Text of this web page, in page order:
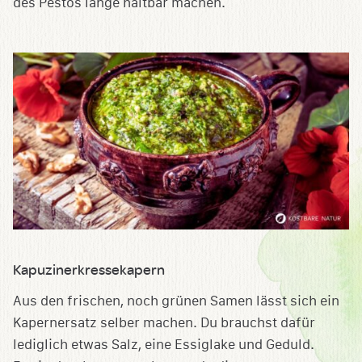
Kapuzinerkressekapern
Aus den frischen, noch grünen Samen lässt sich ein
Kapernersatz selber machen. Du brauchst dafür
lediglich etwas Salz, eine Essiglake und Geduld.